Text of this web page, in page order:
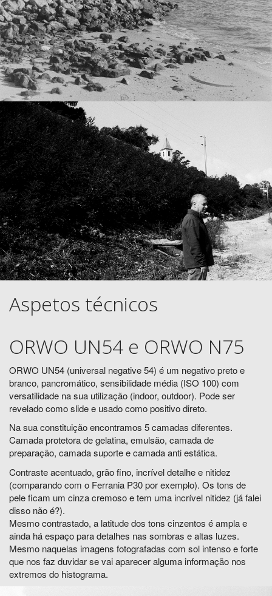
Aspetos técnicos
ORWO UN54 e ORWO N75
ORWO UN54 (universal negative 54) é um negativo preto e
branco, pancromático, sensibilidade média (ISO 100) com
versatilidade na sua utilização (indoor, outdoor). Pode ser
revelado como slide e usado como positivo direto.
Na sua constituição encontramos 5 camadas diferentes.
Camada protetora de gelatina, emulsão, camada de
preparação, camada suporte e camada anti estática.
Contraste acentuado, grão fino, incrível detalhe e nitidez
(comparando com o Ferrania P30 por exemplo). Os tons de
pele ficam um cinza cremoso e tem uma incrível nitidez (já falei
disso não é?).
Mesmo contrastado, a latitude dos tons cinzentos é ampla e
ainda há espaço para detalhes nas sombras e altas luzes.
Mesmo naquelas imagens fotografadas com sol intenso e forte
que nos faz duvidar se vai aparecer alguma informação nos
extremos do histograma.